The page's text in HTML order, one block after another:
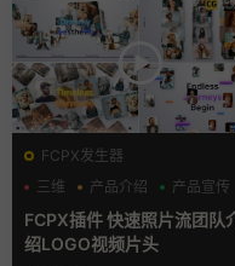
FCPX发生器
三维
产品介绍 产品宣传
FCPX插件 快速照片流团队
绍LOGO视频片头